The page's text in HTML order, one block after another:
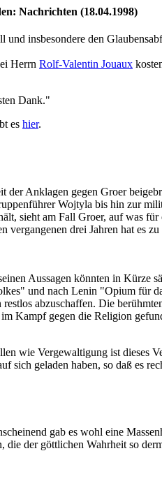
Nachrichten (18.04.1998)
insbesondere den
Herrn Rolf-Valentin Jouaux
Dank."
es hier.
Anklagen gegen Groer
Wojtyla bis hin zur
sieht am Fall Groer, auf was
drei Jahren hat es
Aussagen könnten in Kürze
und nach Lenin "Opium für
abzuschaffen. Die
Kampf gegen die Religion
wie Vergewaltigung ist dieses
geladen haben, so daß es
gab es wohl eine
der göttlichen Wahrheit so